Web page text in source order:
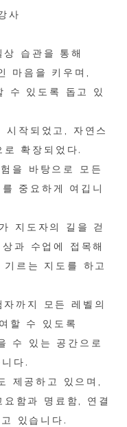
사
습관을 통해
마음을 키우며,
수 있도록 돕고 있
시작되었고, 자연스
확장되었다.
을 바탕으로 모든
중요하게 여깁니
지도자의 길을 걷
과 수업에 접목해
르는 지도를 하고
까지 모든 레벨의
할 수 있도록
수 있는 공간으로
다.
제공하고 있으며,
함과 명료함, 연결
있습니다.